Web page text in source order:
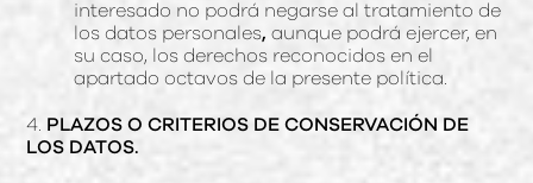
interesado no podrá negarse al tratamiento de
los datos personales,aunque podrá ejercer, en
su caso, los derechos reconocidos en el
apartado octavos de la presente política.
4. PLAZOS O CRITERIOS DE CONSERVACIÓN DE
LOS DATOS.